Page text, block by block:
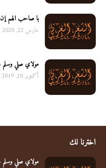
يا صاحب الهم إن
مارس 22, 2020
مولاي صلي وسلم
أكتوبر 10, 2019
اخترنا لك
مولاي صلي وسلم